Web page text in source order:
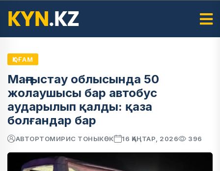
ҚОҒАМ
Маңғыстау облысында 50
жолаушысы бар автобус
аударылып қалды: қаза
болғандар бар
АВТОРТОМИРИС ТОНЫКӨК 16 ҚАҢТАР, 2026 396